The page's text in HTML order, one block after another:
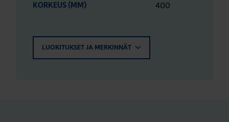
KORKEUS (MM) 400
LUOKITUKSET JA MERKINNÄT